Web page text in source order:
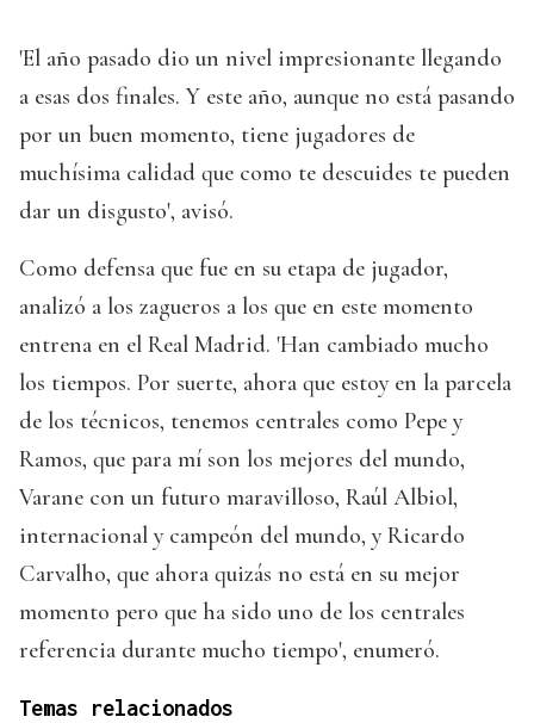
'El año pasado dio un nivel impresionante llegando
a esas dos finales. Y este año, aunque no está pasando
por un buen momento, tiene jugadores de
muchísima calidad que como te descuides te pueden
dar un disgusto', avisó.
Como defensa que fue en su etapa de jugador,
analizó a los zagueros a los que en este momento
entrena en el Real Madrid. 'Han cambiado mucho
los tiempos. Por suerte, ahora que estoy en la parcela
de los técnicos, tenemos centrales como Pepe y
Ramos, que para mí son los mejores del mundo,
Varane con un futuro maravilloso, Raúl Albiol,
internacional y campeón del mundo, y Ricardo
Carvalho, que ahora quizás no está en su mejor
momento pero que ha sido uno de los centrales
referencia durante mucho tiempo', enumeró.
Temas relacionados